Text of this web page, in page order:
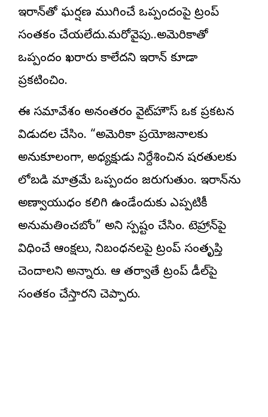
ఇరాన్‌తో ఘర్షణ ముగించే ఒప్పందంపై ట్రంప్
సంతకం చేయలేదు.మరోవైపు..అమెరికాతో
ఒప్పందం ఖరారు కాలేదని ఇరాన్ కూడా
ప్రకటించింది.
ఈ సమావేశం అనంతరం వైట్‌హౌస్ ఒక ప్రకటన
విడుదల చేసింది. “అమెరికా ప్రయోజనాలకు
అనుకూలంగా, అధ్యక్షుడు నిర్దేశించిన షరతులకు
లోబడి మాత్రమే ఒప్పందం జరుగుతుంది. ఇరాన్‌ను
అణ్వాయుధం కలిగి ఉండేందుకు ఎప్పటికీ
అనుమతించబోం” అని స్పష్టం చేసింది. టెహ్రాన్‌‌పై
విధించే ఆంక్షలు, నిబంధనలపై ట్రంప్ సంతృప్తి
చెందాలని అన్నారు. ఆ తర్వాతే ట్రంప్ డీల్‌పై
సంతకం చేస్తారని చెప్పారు.